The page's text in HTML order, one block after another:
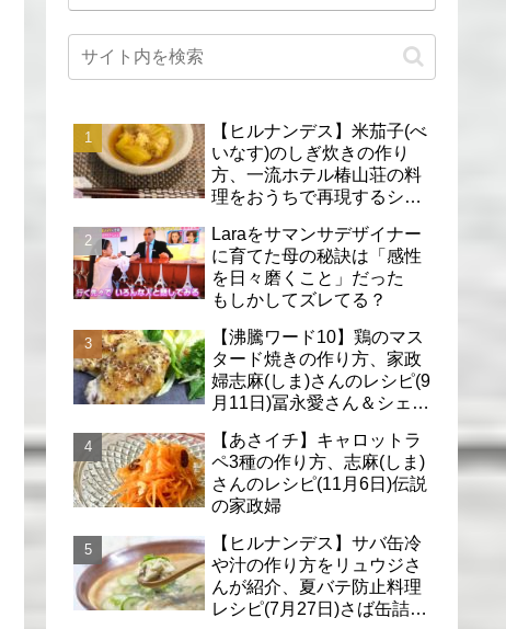
【ヒルナンデス】米茄子(べ
いなす)のしぎ炊きの作り
方、一流ホテル椿山荘の料
理をおうちで再現するシェ
Laraをサマンサデザイナー
に育てた母の秘訣は「感性
を日々磨くこと」だった
もしかしてズレてる？
【沸騰ワード10】鶏のマス
タード焼きの作り方、家政
婦志麻(しま)さんのレシピ(9
月11日)冨永愛さん＆シェリ
【あさイチ】キャロットラ
ペ3種の作り方、志麻(しま)
さんのレシピ(11月6日)伝説
の家政婦
【ヒルナンデス】サバ缶冷
や汁の作り方をリュウジさ
んが紹介、夏バテ防止料理
レシピ(7月27日)さば缶詰で